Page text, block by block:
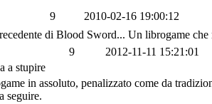
9
2010-02-16 19:00:12
di Blood Sword... Un librogame
9
2012-11-11 15:21:01
a stupire
in assoluto, penalizzato come da
seguire.